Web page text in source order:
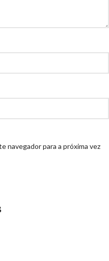
navegador para a próxima vez